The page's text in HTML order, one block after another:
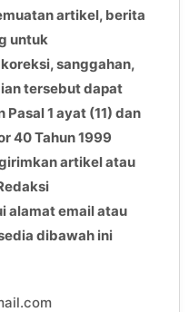
artikel, berita
untuk
sanggahan,
tersebut dapat
1 ayat (11) dan
40 Tahun 1999
artikel atau
alamat email atau
dibawah ini